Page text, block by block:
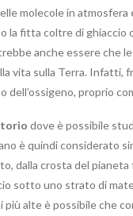
molecole in
fitta coltre di ghiaccio
anche essere che
sulla Terra. Infatti,
dell’ossigeno, proprio
dove è possibile
è quindi considerato
dalla crosta del
sotto uno strato di
alte è possibile che